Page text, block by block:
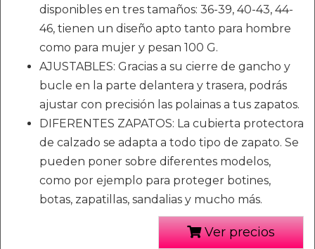
disponibles en tres tamaños: 36-39, 40-43, 44-
46, tienen un diseño apto tanto para hombre
como para mujer y pesan 100 G.
AJUSTABLES: Gracias a su cierre de gancho y
bucle en la parte delantera y trasera, podrás
ajustar con precisión las polainas a tus zapatos.
DIFERENTES ZAPATOS: La cubierta protectora
de calzado se adapta a todo tipo de zapato. Se
pueden poner sobre diferentes modelos,
como por ejemplo para proteger botines,
botas, zapatillas, sandalias y mucho más.
Ver precios